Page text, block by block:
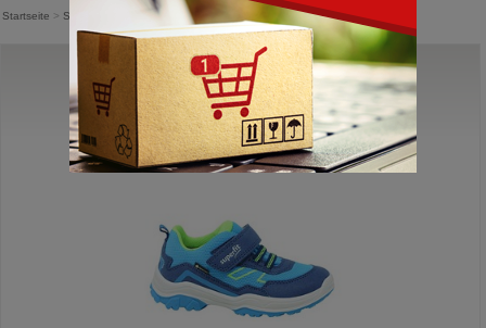
Startseite > Superfit
Superfit
Jupiter
Wanderschuh mit Klettverschluss